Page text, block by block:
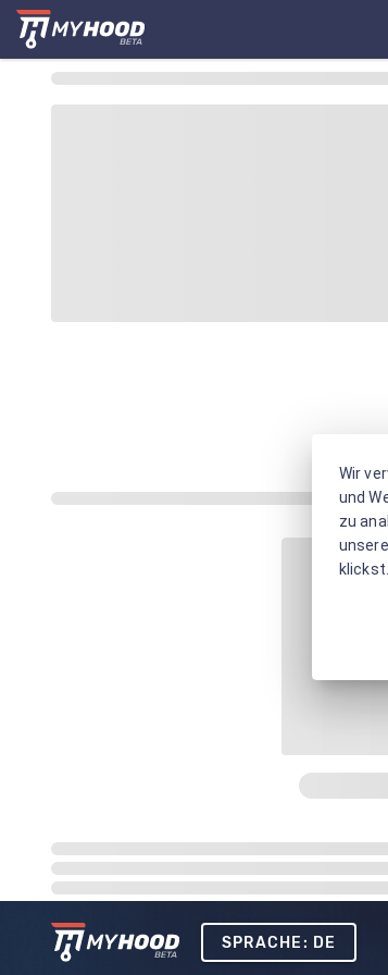
SPRACHE: DE
Wir
und
zu
klickst.